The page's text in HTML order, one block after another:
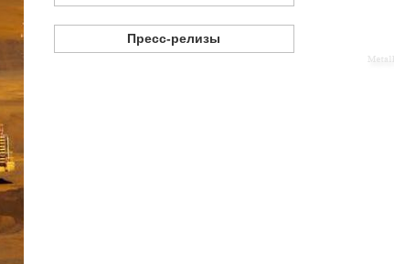
Пресс-релизы